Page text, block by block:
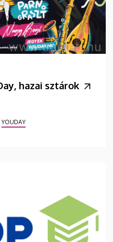
hazai sztárok
YOUDAY